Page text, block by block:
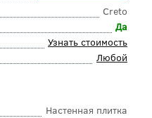
Creto
Да
Узнать стоимость
Любой
Настенная плитка